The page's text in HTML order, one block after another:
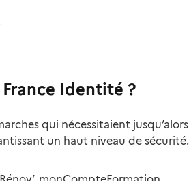
Identité ?
qui nécessitaient jusqu’alors
un haut niveau de sécurité.